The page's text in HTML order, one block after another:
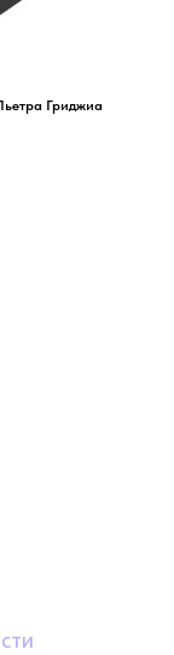
Гриджиа